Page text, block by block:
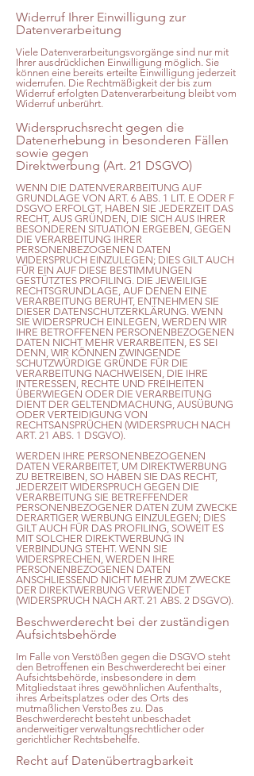
Widerruf Ihrer Einwilligung zur
Datenverarbeitung
Viele Datenverarbeitungsvorgänge sind nur mit
Ihrer ausdrücklichen Einwilligung möglich. Sie
können eine bereits erteilte Einwilligung jederzeit
widerrufen. Die Rechtmäßigkeit der bis zum
Widerruf erfolgten Datenverarbeitung bleibt vom
Widerruf unberührt.
Widerspruchsrecht gegen die
Datenerhebung in besonderen Fällen
sowie gegen
Direktwerbung (Art. 21 DSGVO)
WENN DIE DATENVERARBEITUNG AUF
GRUNDLAGE VON ART. 6 ABS. 1 LIT. E ODER F
DSGVO ERFOLGT, HABEN SIE JEDERZEIT DAS
RECHT, AUS GRÜNDEN, DIE SICH AUS IHRER
BESONDEREN SITUATION ERGEBEN, GEGEN
DIE VERARBEITUNG IHRER
PERSONENBEZOGENEN DATEN
WIDERSPRUCH EINZULEGEN; DIES GILT AUCH
FÜR EIN AUF DIESE BESTIMMUNGEN
GESTÜTZTES PROFILING. DIE JEWEILIGE
RECHTSGRUNDLAGE, AUF DENEN EINE
VERARBEITUNG BERUHT, ENTNEHMEN SIE
DIESER DATENSCHUTZERKLÄRUNG. WENN
SIE WIDERSPRUCH EINLEGEN, WERDEN WIR
IHRE BETROFFENEN PERSONENBEZOGENEN
DATEN NICHT MEHR VERARBEITEN, ES SEI
DENN, WIR KÖNNEN ZWINGENDE
SCHUTZWÜRDIGE GRÜNDE FÜR DIE
VERARBEITUNG NACHWEISEN, DIE IHRE
INTERESSEN, RECHTE UND FREIHEITEN
ÜBERWIEGEN ODER DIE VERARBEITUNG
DIENT DER GELTENDMACHUNG, AUSÜBUNG
ODER VERTEIDIGUNG VON
RECHTSANSPRÜCHEN (WIDERSPRUCH NACH
ART. 21 ABS. 1 DSGVO).
WERDEN IHRE PERSONENBEZOGENEN
DATEN VERARBEITET, UM DIREKTWERBUNG
ZU BETREIBEN, SO HABEN SIE DAS RECHT,
JEDERZEIT WIDERSPRUCH GEGEN DIE
VERARBEITUNG SIE BETREFFENDER
PERSONENBEZOGENER DATEN ZUM ZWECKE
DERARTIGER WERBUNG EINZULEGEN; DIES
GILT AUCH FÜR DAS PROFILING, SOWEIT ES
MIT SOLCHER DIREKTWERBUNG IN
VERBINDUNG STEHT. WENN SIE
WIDERSPRECHEN, WERDEN IHRE
PERSONENBEZOGENEN DATEN
ANSCHLIESSEND NICHT MEHR ZUM ZWECKE
DER DIREKTWERBUNG VERWENDET
(WIDERSPRUCH NACH ART. 21 ABS. 2 DSGVO).
Beschwerderecht bei der zuständigen
Aufsichtsbehörde
Im Falle von Verstößen gegen die DSGVO steht
den Betroffenen ein Beschwerderecht bei einer
Aufsichtsbehörde, insbesondere in dem
Mitgliedstaat ihres gewöhnlichen Aufenthalts,
ihres Arbeitsplatzes oder des Orts des
mutmaßlichen Verstoßes zu. Das
Beschwerderecht besteht unbeschadet
anderweitiger verwaltungsrechtlicher oder
gerichtlicher Rechtsbehelfe.
Recht auf Datenübertragbarkeit